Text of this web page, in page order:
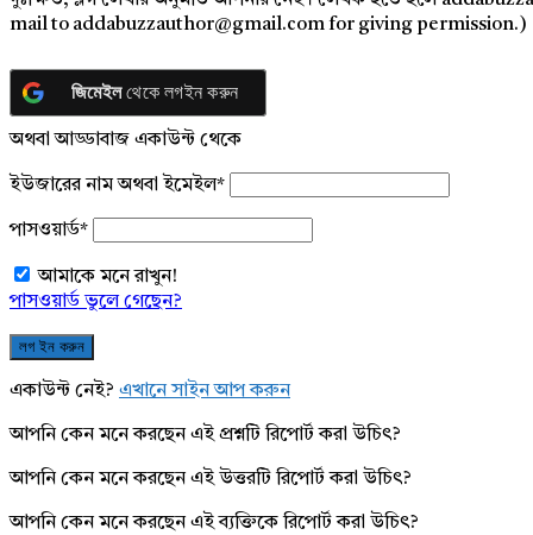
mail to addabuzzauthor@gmail.com for giving permission.)
জিমেইলথেকে লগইন করুন
অথবা আড্ডাবাজ একাউন্ট থেকে
ইউজারের নাম অথবা ইমেইল*
পাসওয়ার্ড*
আমাকে মনে রাখুন!
পাসওয়ার্ড ভুলে গেছেন?
একাউন্ট নেই? এখানে সাইন আপ করুন
আপনি কেন মনে করছেন এই প্রশ্নটি রিপোর্ট করা উচিৎ?
আপনি কেন মনে করছেন এই উত্তরটি রিপোর্ট করা উচিৎ?
আপনি কেন মনে করছেন এই ব্যক্তিকে রিপোর্ট করা উচিৎ?